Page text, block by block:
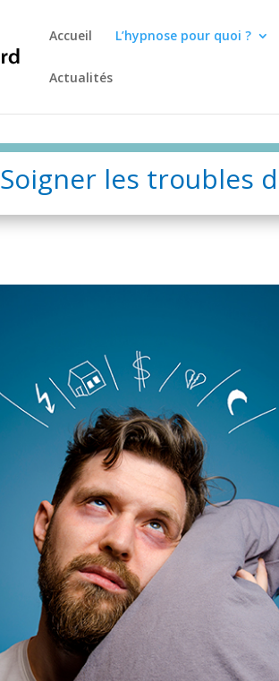
Accueil L’hypnose pour quoi ?
Actualités
Soigner les troubles